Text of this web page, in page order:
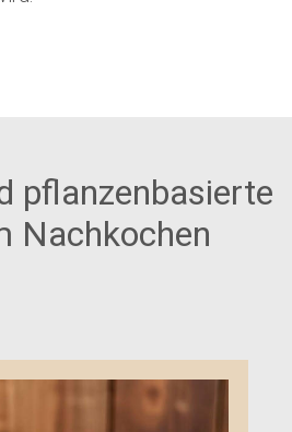
pflanzenbasierte
Nachkochen